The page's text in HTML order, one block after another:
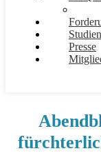
Studien
Presse